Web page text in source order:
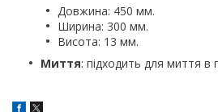
Довжина: 450 мм.
Ширина: 300 мм.
Висота: 13 мм.
Миття: підходить для миття в